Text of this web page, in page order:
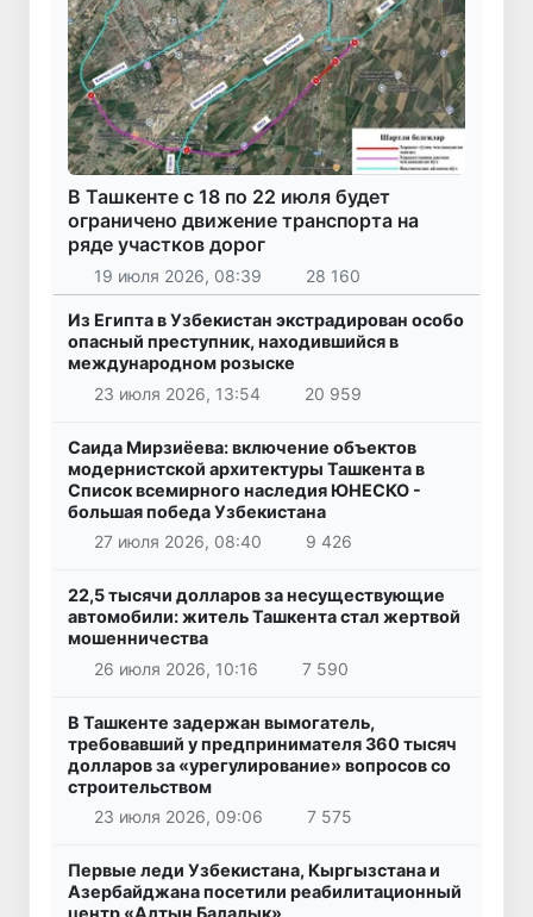
В Ташкенте с 18 по 22 июля будет
ограничено движение транспорта на
ряде участков дорог
19 июля 2026, 08:39 28 160
Из Египта в Узбекистан экстрадирован особо
опасный преступник, находившийся в
международном розыске
23 июля 2026, 13:54
20 959
Саида Мирзиёева: включение объектов
модернистской архитектуры Ташкента в
Список всемирного наследия ЮНЕСКО -
большая победа Узбекистана
27 июля 2026, 08:40
9 426
22,5 тысячи долларов за несуществующие
автомобили: житель Ташкента стал жертвой
мошенничества
26 июля 2026, 10:16
7 590
В Ташкенте задержан вымогатель,
требовавший у предпринимателя 360 тысяч
долларов за «урегулирование» вопросов со
строительством
23 июля 2026, 09:06
7 575
Первые леди Узбекистана, Кыргызстана и
Азербайджана посетили реабилитационный